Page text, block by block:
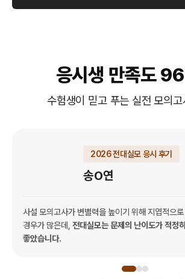
응시생 만족도
수험생이 믿고 푸는 실전 모의고
2026 전대실모 응시 후기
송O연
사설 모의고사가 변별력을 높이기 위해 지엽적으
경우가 많은데,전대실모는 문제의 난이도가 적정
좋았습니다.